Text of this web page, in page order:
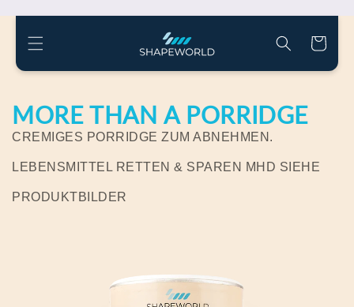
zum
Warenkorb
MORE THAN A PORRIDGE
CREMIGES PORRIDGE ZUM ABNEHMEN.
LEBENSMITTEL RETTEN & SPAREN MHD SIEHE
PRODUKTBILDER